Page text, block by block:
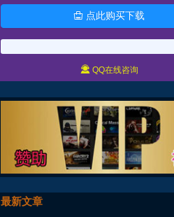
 点此购买下载
 QQ在线咨询
最新文章